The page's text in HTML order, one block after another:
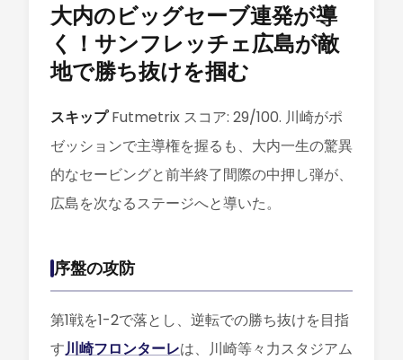
大内のビッグセーブ連発が導
く！サンフレッチェ広島が敵
地で勝ち抜けを掴む
スキップFutmetrix スコア: 29/100. 川崎がポ
ゼッションで主導権を握るも、大内一生の驚異
的なセービングと前半終了間際の中押し弾が、
広島を次なるステージへと導いた。
序盤の攻防
第1戦を1-2で落とし、逆転での勝ち抜けを目指
す川崎フロンターレは、川崎等々力スタジアム